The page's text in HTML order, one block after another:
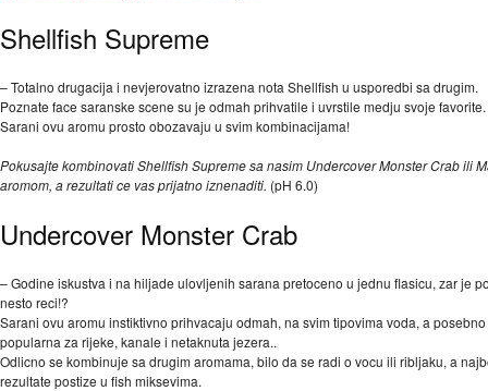
Shellfish Supreme
– Totalno drugacija i nevjerovatno izrazena nota Shellfish u usporedbi sa drugim.
Poznate face saranske scene su je odmah prihvatile i uvrstile medju svoje favorite.
Sarani ovu aromu prosto obozavaju u svim kombinacijama!
Pokusajte kombinovati Shellfish Supreme sa nasim Undercover Monster Crab ili
aromom, a rezultati ce vas prijatno iznenaditi. (pH 6.0)
Undercover Monster Crab
– Godine iskustva i na hiljade ulovljenih sarana pretoceno u jednu flasicu, zar je
nesto reci!?
Sarani ovu aromu instiktivno prihvacaju odmah, na svim tipovima voda, a
popularna za rijeke, kanale i netaknuta jezera..
Odlicno se kombinuje sa drugim aromama, bilo da se radi o vocu ili ribljaku, a
rezultate postize u fish miksevima.